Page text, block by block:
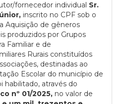
fornecedor individual Sr.
inscrito no CPF sob o
Aquisição de gêneros
produzidos por Grupos
Familiar e de
Rurais constituídos
destinadas ao
Escolar do município de
habilitado, através do
nº 01/2025, no valor de